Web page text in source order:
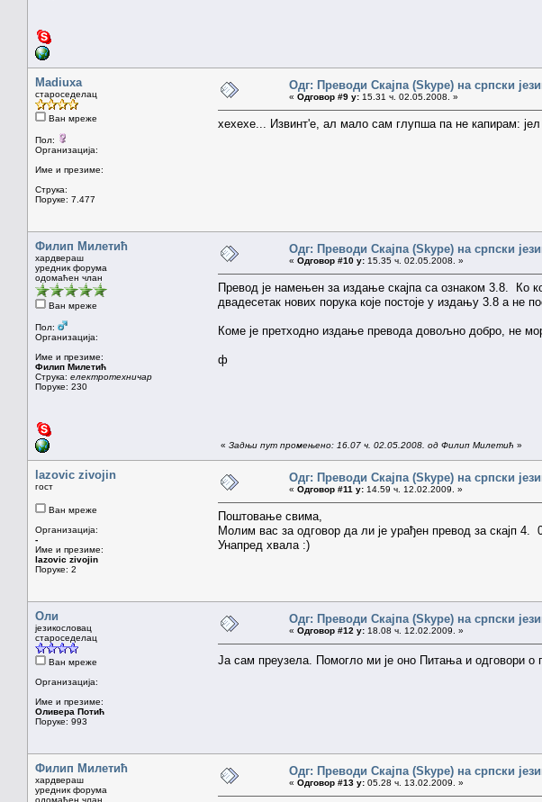
Madiuxa
староседелац
Ван мреже
Пол:
Организација:
Име и презиме:
Струка:
Поруке: 7.477
Одг: Преводи Скајпа (Skype) на српски
« Одговор #9 у: 15.31 ч. 02.05.2008. »
хехехе... Извинт'е, ал мало сам глупша па не капирам:
Филип Милетић
хардвераш
уредник форума
одомаћен члан
Ван мреже
Пол:
Организација:
Име и презиме:
Филип Милетић
Струка: електротехничар
Поруке: 230
Одг: Преводи Скајпа (Skype) на српски
« Одговор #10 у: 15.35 ч. 02.05.2008. »
Превод је намењен за издање скајпа са ознаком 3.8. Ко
двадесетак нових порука које постоје у издању 3.8 а не
Коме је претходно издање превода довољно добро, не
ф
« Задњи пут промењено: 16.07 ч. 02.05.2008. од Филип Милетић »
lazovic zivojin
гост
Ван мреже
Организација:
-
Име и презиме:
lazovic zivojin
Поруке: 2
Одг: Преводи Скајпа (Skype) на српски
« Одговор #11 у: 14.59 ч. 12.02.2009. »
Поштовање свима,
Молим вас за одговор да ли је урађен превод за скајп 4.
Унапред хвала :)
Оли
језикословац
староседелац
Ван мреже
Организација:
Име и презиме:
Оливера Потић
Поруке: 993
Одг: Преводи Скајпа (Skype) на српски
« Одговор #12 у: 18.08 ч. 12.02.2009. »
Ја сам преузела. Помогло ми је оно Питања и одговори о
Филип Милетић
хардвераш
уредник форума
одомаћен члан
Одг: Преводи Скајпа (Skype) на српски
« Одговор #13 у: 05.28 ч. 13.02.2009. »